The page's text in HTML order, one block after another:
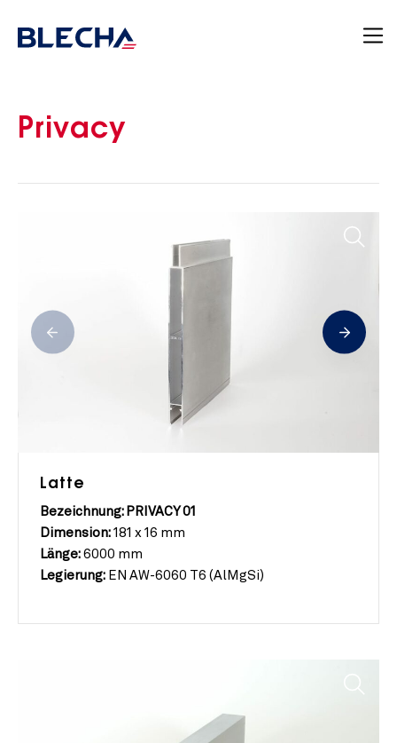
Privacy
Latte
Bezeichnung: PRIVACY 01
Dimension: 181 x 16 mm
Länge: 6000 mm
Legierung: EN AW-6060 T6 (AlMgSi)